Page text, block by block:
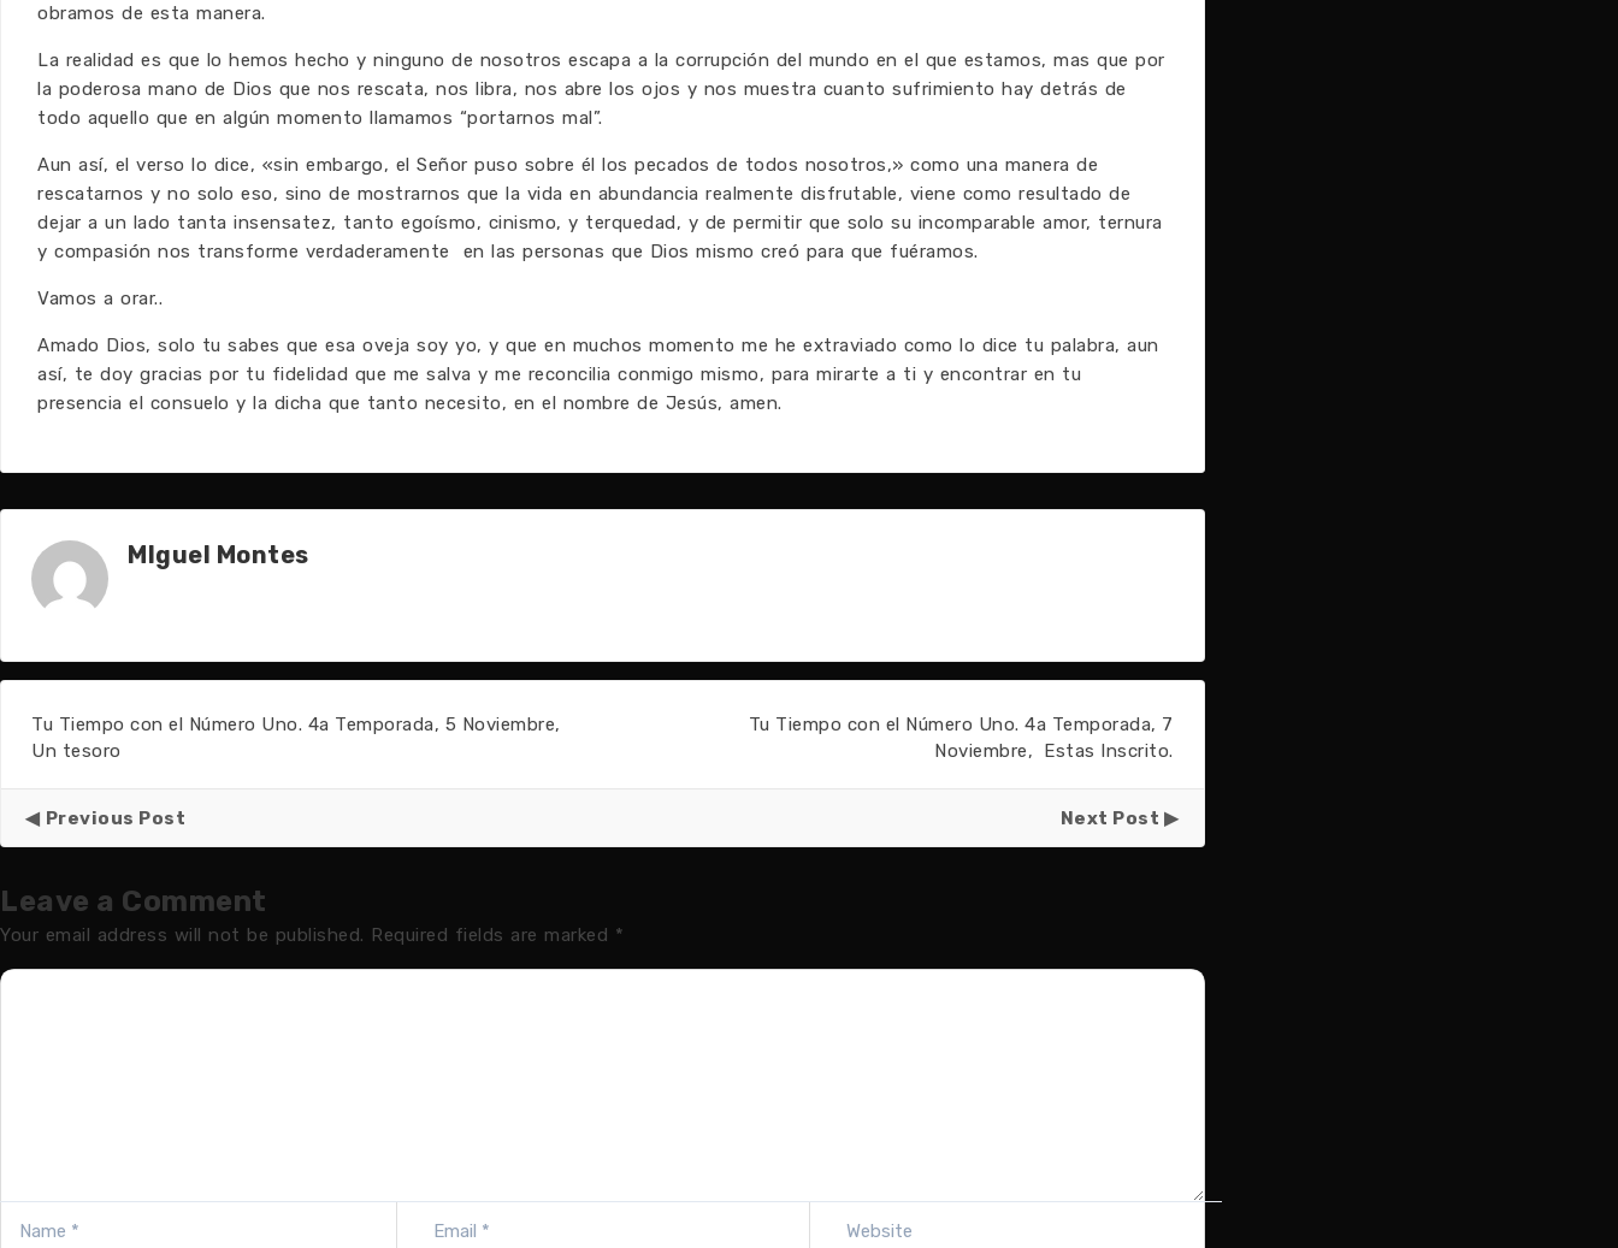
obramos de esta manera.
La realidad es que lo hemos hecho y ninguno de nosotros escapa a la corrupción del mundo en el que estamos, mas que por
la poderosa mano de Dios que nos rescata, nos libra, nos abre los ojos y nos muestra cuanto sufrimiento hay detrás de
todo aquello que en algún momento llamamos “portarnos mal”.
Aun así, el verso lo dice, «sin embargo, el Señor puso sobre él los pecados de todos nosotros,» como una manera de
rescatarnos y no solo eso, sino de mostrarnos que la vida en abundancia realmente disfrutable, viene como resultado de
dejar a un lado tanta insensatez, tanto egoísmo, cinismo, y terquedad, y de permitir que solo su incomparable amor, ternura
y compasión nos transforme verdaderamente en las personas que Dios mismo creó para que fuéramos.
Vamos a orar..
Amado Dios, solo tu sabes que esa oveja soy yo, y que en muchos momento me he extraviado como lo dice tu palabra, aun
así, te doy gracias por tu fidelidad que me salva y me reconcilia conmigo mismo, para mirarte a ti y encontrar en tu
presencia el consuelo y la dicha que tanto necesito, en el nombre de Jesús, amen.
MIguel Montes
Tu Tiempo con el Número Uno. 4a Temporada, 5 Noviembre,
Un tesoro
Tu Tiempo con el Número Uno. 4a Temporada, 7
Noviembre, Estas Inscrito.
Previous Post Next Post
Leave a Comment
Your email address will not be published. Required fields are marked *